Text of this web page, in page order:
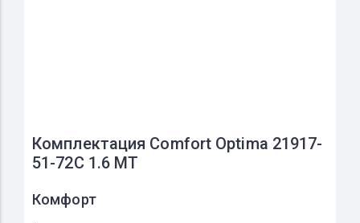
Комплектация Comfort Optima 21917-
51-72C 1.6 MT
Комфорт